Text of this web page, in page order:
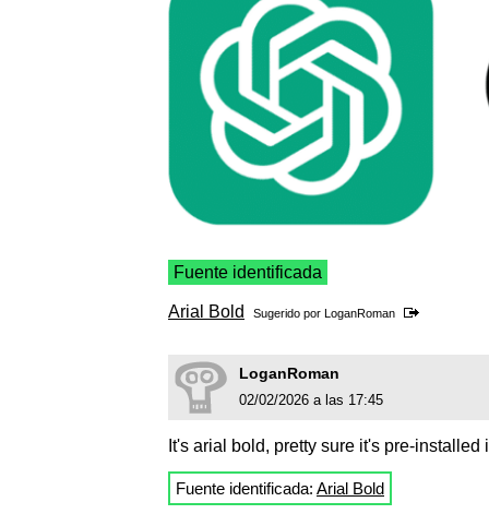
Fuente identificada
Arial Bold Sugerido por LoganRoman
LoganRoman
02/02/2026 a las 17:45
It's arial bold, pretty sure it's pre-installed
Fuente identificada: Arial Bold